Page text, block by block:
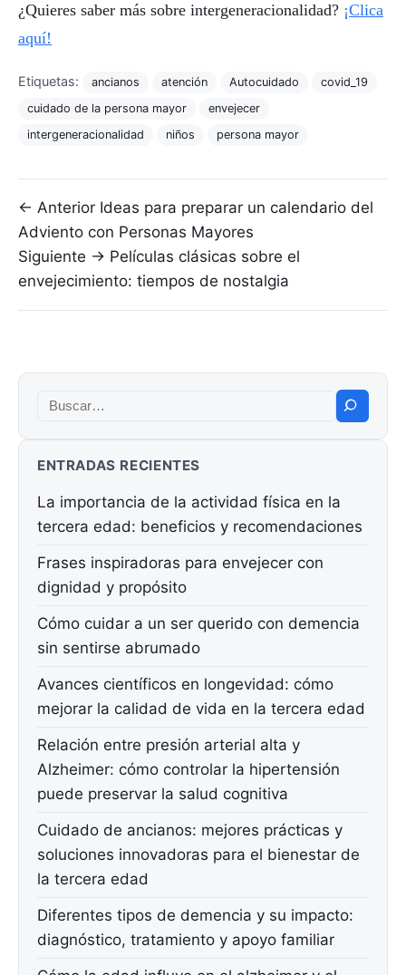
¿Quieres saber más sobre intergeneracionalidad? ¡Clica
aquí!
Etiquetas: ancianos atención Autocuidado
covid_19
cuidado de la persona mayor
envejecer
intergeneracionalidad
niños persona mayor
Navegación de entradas
← Anterior Ideas para preparar un calendario del
Adviento con Personas Mayores
Siguiente → Películas clásicas sobre el
envejecimiento: tiempos de nostalgia
Buscar:
ENTRADAS RECIENTES
La importancia de la actividad física en la
tercera edad: beneficios y recomendaciones
Frases inspiradoras para envejecer con
dignidad y propósito
Cómo cuidar a un ser querido con demencia
sin sentirse abrumado
Avances científicos en longevidad: cómo
mejorar la calidad de vida en la tercera edad
Relación entre presión arterial alta y
Alzheimer: cómo controlar la hipertensión
puede preservar la salud cognitiva
Cuidado de ancianos: mejores prácticas y
soluciones innovadoras para el bienestar de
la tercera edad
Diferentes tipos de demencia y su impacto:
diagnóstico, tratamiento y apoyo familiar